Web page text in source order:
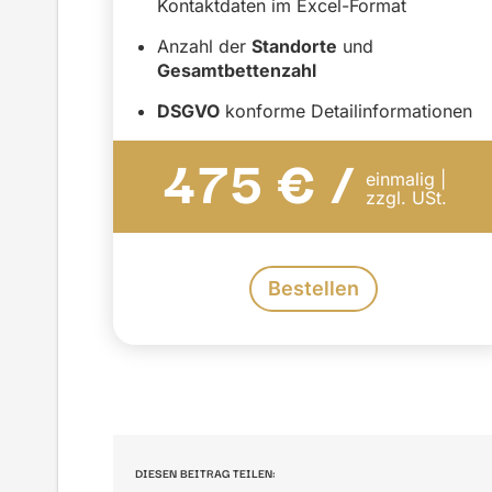
Kontaktdaten im Excel-Format
Anzahl der Standorte und
Gesamtbettenzahl
DSGVO konforme Detailinformationen
475 € / einmalig |
zzgl. USt.
Bestellen
DIESEN BEITRAG TEILEN: